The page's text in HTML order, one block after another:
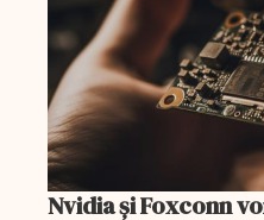
Nvidia și Foxconn